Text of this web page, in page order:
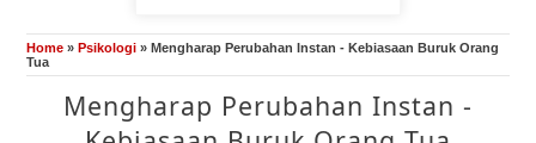
Home »Psikologi » Mengharap Perubahan Instan - Kebiasaan Buruk Orang
Tua
Mengharap Perubahan Instan -